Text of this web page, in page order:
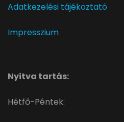
Adatkezelési tájékoztató
Impresszium
Nyitva tartás:
Hétfő-Péntek: